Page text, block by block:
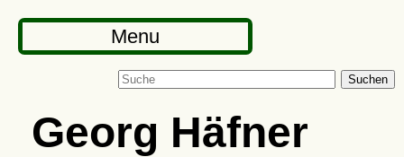
Menu
Suchen
Georg Häfner